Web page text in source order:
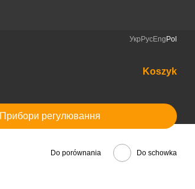
Укр РусEng Pol
Koszyk
Прибори регулювання
Do porównania Do schowka